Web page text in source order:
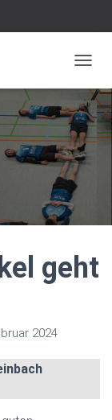
geht
2024